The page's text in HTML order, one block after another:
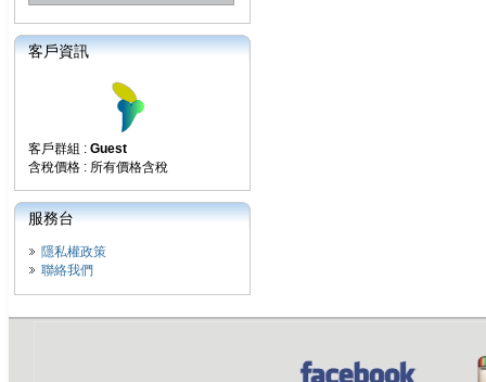
客戶資訊
客戶群組 : Guest
含稅價格 : 所有價格含稅
服務台
隱私權政策
聯絡我們